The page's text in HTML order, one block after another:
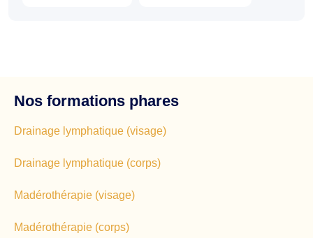
Nos formations phares
Drainage lymphatique (visage)
Drainage lymphatique (corps)
Madérothérapie (visage)
Madérothérapie (corps)